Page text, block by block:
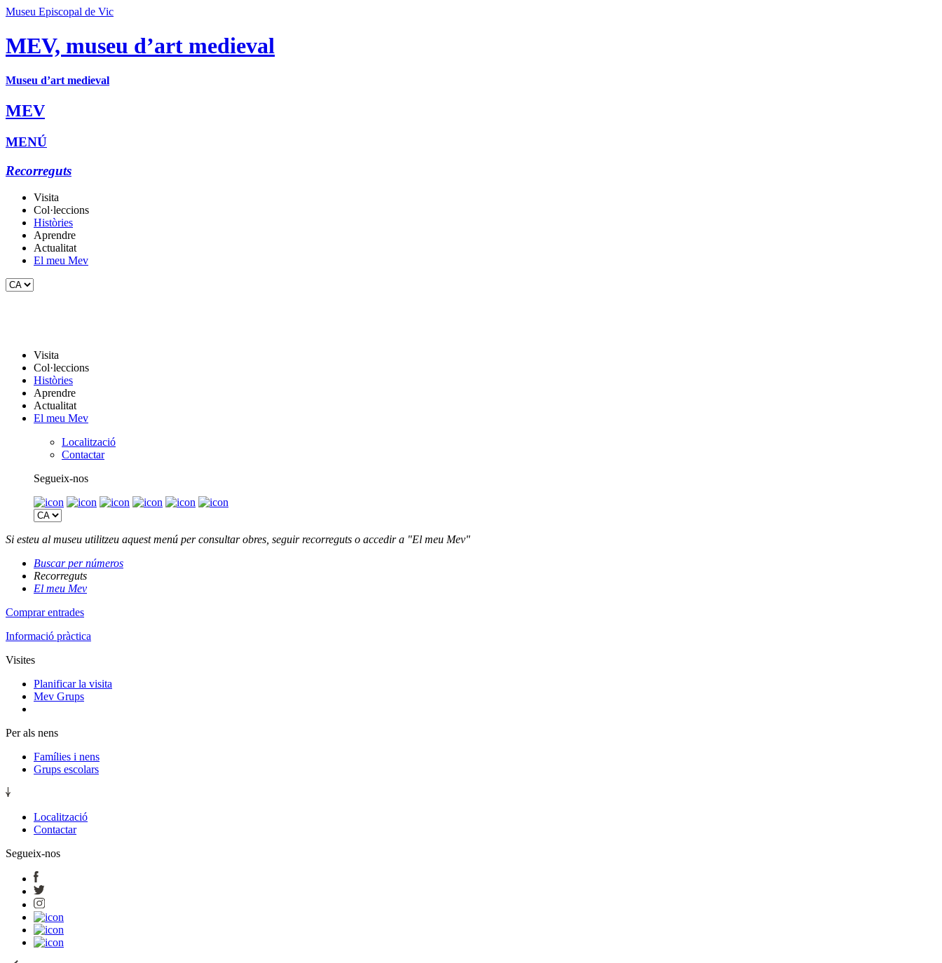
Museu Episcopal de Vic
MEV, museu d’art medieval
Museu d’art medieval
MEV
MENÚ
Recorreguts
Visita
Col·leccions
Històries
Aprendre
Actualitat
El meu Mev
Visita
Col·leccions
Històries
Aprendre
Actualitat
El meu Mev
Localització
Contactar
Segueix-nos
Si esteu al museu utilitzeu aquest menú per consultar obres, seguir recorreguts o accedir a "El meu Mev"
Buscar per números
Recorreguts
El meu Mev
Comprar entrades
Informació pràctica
Visites
Planificar la visita
Mev Grups
Per als nens
Famílies i nens
Grups escolars
Localització
Contactar
Segueix-nos